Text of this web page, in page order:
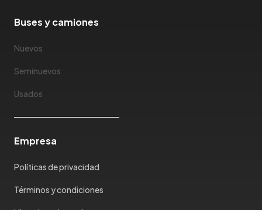
Buses y camiones
Nuevos
Seminuevos
Usados
Empresa
Políticas de privacidad
Términos y condiciones